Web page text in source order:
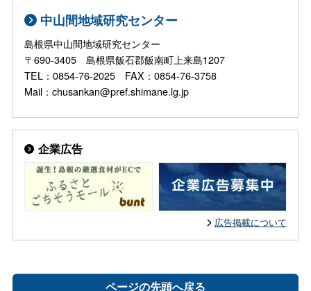
中山間地域研究センター
島根県中山間地域研究センター
〒690-3405 島根県飯石郡飯南町上来島1207
TEL：0854-76-2025 FAX：0854-76-3758
Mail：chusankan@pref.shimane.lg.jp
企業広告
広告掲載について
ページの先頭へ戻る